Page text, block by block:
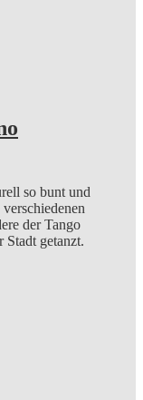
so bunt und
der Tango
Stadt getanzt.